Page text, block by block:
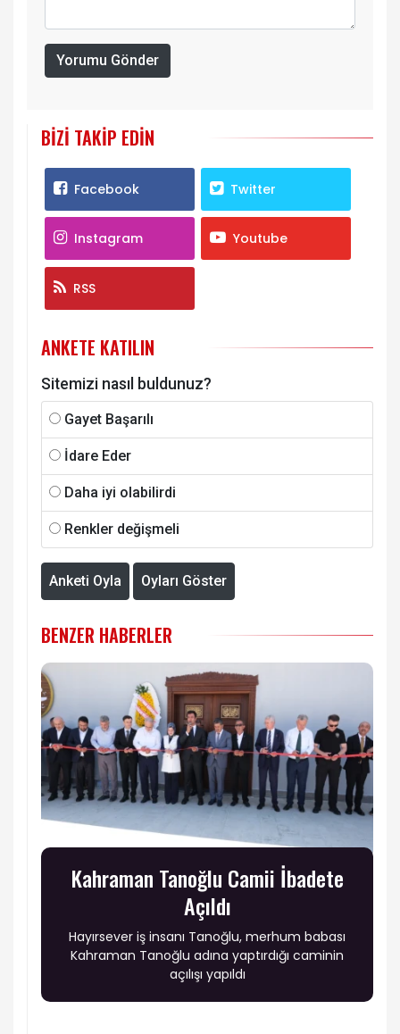
Yorumu Gönder
BIZI TAKIP EDIN
Facebook Twitter
Instagram Youtube
RSS
ANKETE KATILIN
Sitemizi nasıl buldunuz?
Gayet Başarılı
İdare Eder
Daha iyi olabilirdi
Renkler değişmeli
Anketi Oyla Oyları Göster
BENZER HABERLER
Kahraman Tanoğlu Camii İbadete
Açıldı
Hayırsever iş insanı Tanoğlu, merhum babası
Kahraman Tanoğlu adına yaptırdığı caminin
açılışı yapıldı